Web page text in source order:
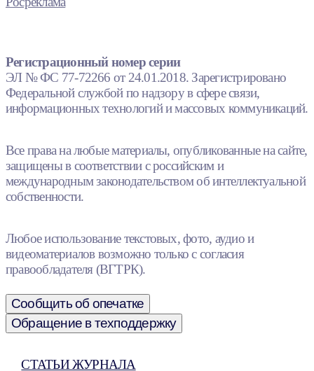
Регистрационный номер серии
ЭЛ № ФС 77-72266 от 24.01.2018. Зарегистрировано
Федеральной службой по надзору в сфере связи,
информационных технологий и массовых коммуникаций.
Все права на любые материалы, опубликованные на сайте,
защищены в соответствии с российским и
международным законодательством об интеллектуальной
собственности.
Любое использование текстовых, фото, аудио и
видеоматериалов возможно только с согласия
правообладателя (ВГТРК).
Сообщить об опечатке
Обращение в техподдержку
СТАТЬИ ЖУРНАЛА